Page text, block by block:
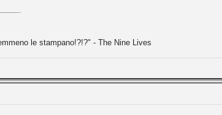
le stampano!?!?" - The Nine Lives